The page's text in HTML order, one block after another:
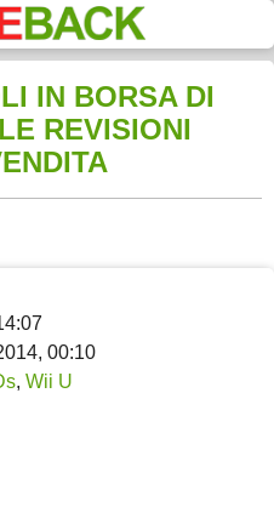
IN BORSA DI
REVISIONI
00:10
, Wii U